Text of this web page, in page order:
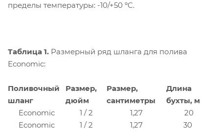
пределы температуры: -10/+50 ºC.
Таблица 1. Размерный ряд шланга для полива
Economic:
Поливочный
шланг
Размер,
дюйм
Размер,
сантиметры
Длина
бухты, м
Economic
1 / 2 1,27
20
Economic
1 / 2 1,27
30